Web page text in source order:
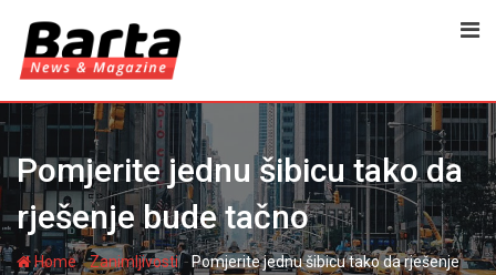
content
Pomjerite jednu šibicu tako da
rješenje bude tačno
Home-Zanimljivosti-Pomjerite jednu šibicu tako da rješenje